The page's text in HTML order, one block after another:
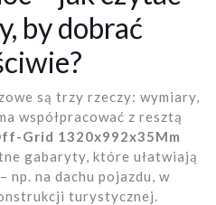
by dobrać
są trzy rzeczy: wymiary,
współpracować z resztą
Grid 1320x992x35Mm
gabaryty, które ułatwiają
np. na dachu pojazdu, w
turystycznej.